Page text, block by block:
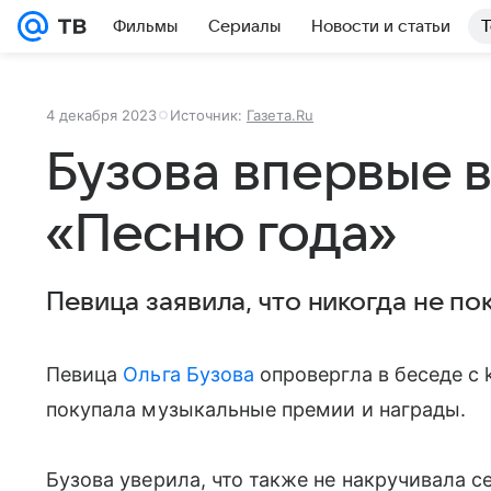
Фильмы Сериалы Новости и статьи
4 декабря 2023 Источник: Газета.Ru
Бузова впервые
«Песню года»
Певица заявила, что никогда не
Певица Ольга Бузова опровергла в беседе
покупала музыкальные премии и награды.
Бузова уверила, что также не накручивала